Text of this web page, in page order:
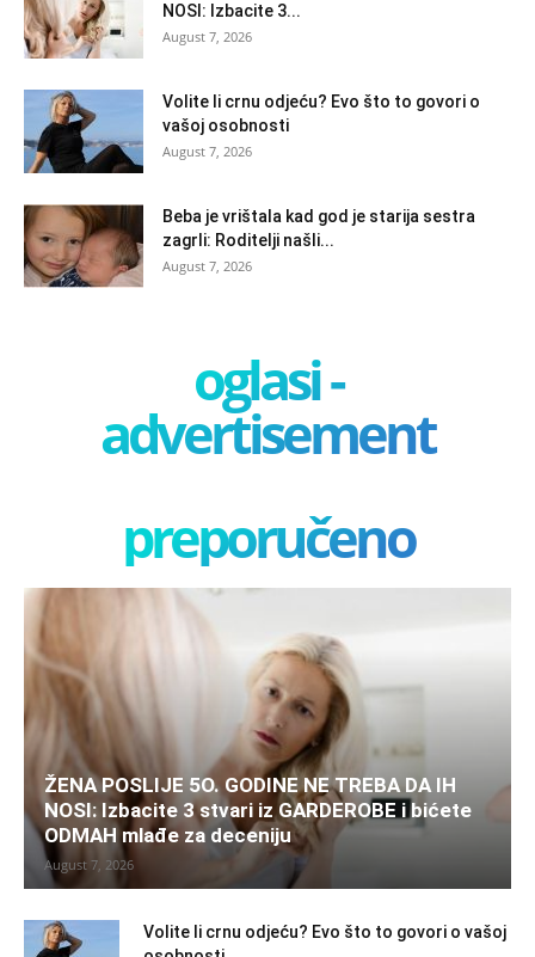
NOSI: Izbacite 3...
August 7, 2026
Volite li crnu odjeću? Evo što to govori o
vašoj osobnosti
August 7, 2026
Beba je vrištala kad god je starija sestra
zagrli: Roditelji našli...
August 7, 2026
oglasi -
advertisement
preporučeno
ŽENA POSLIJE 5O. GODINE NE TREBA DA IH
NOSI: Izbacite 3 stvari iz GARDEROBE i bićete
ODMAH mlađe za deceniju
August 7, 2026
Volite li crnu odjeću? Evo što to govori o vašoj